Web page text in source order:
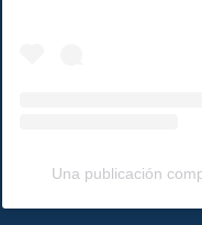
Una publicación